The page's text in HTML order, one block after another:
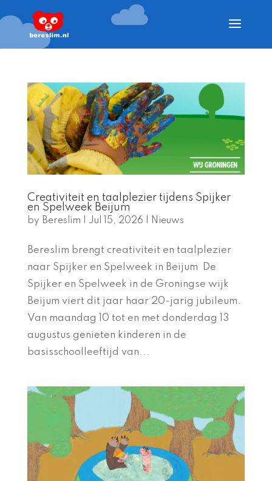
Creativiteit en taalplezier tijdens Spijker
en Spelweek Beijum
by Bereslim | Jul 15, 2026 | Nieuws
Bereslim brengt creativiteit en taalplezier
naar Spijker en Spelweek in Beijum De
Spijker en Spelweek in de Groningse wijk
Beijum viert dit jaar haar 20-jarig jubileum.
Van maandag 10 tot en met donderdag 13
augustus genieten kinderen in de
basisschoolleeftijd van...